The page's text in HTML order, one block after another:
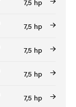
7,5 hp
7,5 hp
7,5 hp
7,5 hp